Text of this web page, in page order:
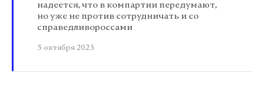
надеется, что в компартии передумают,
но уже не против сотрудничать и со
справедливороссами
5 октября 2023